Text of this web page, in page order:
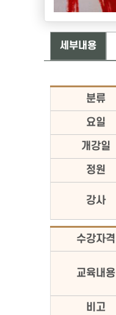
세부내용
분류
요일
개강일
정원
강사
수강자격
교육내용
비고